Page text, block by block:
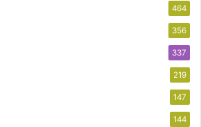
464
356
337
219
147
144